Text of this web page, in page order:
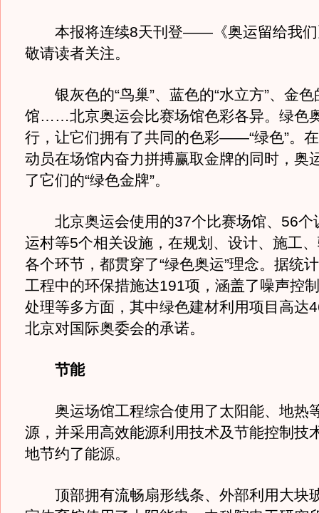
本报将连续8天刊登——《奥运留给我们
敬请读者关注。
银灰色的“鸟巢”、蓝色的“水立方”、金色
馆……北京奥运会比赛场馆色彩各异。绿色
行，让它们拥有了共同的色彩——“绿色”。
动员在场馆内奋力拼搏赢取金牌的同时，奥
了它们的“绿色金牌”。
北京奥运会使用的37个比赛场馆、56个
运村等5个相关设施，在规划、设计、施工
各个环节，都贯穿了“绿色奥运”理念。据统
工程中的环保措施达191项，涵盖了噪声控
处理等多方面，其中绿色建材利用项目高达
北京对国际奥委会的承诺。
节能
奥运场馆工程综合使用了太阳能、地热
源，并采用高效能源利用技术及节能控制技
地节约了能源。
顶部拥有流畅扇形线条、外部利用大块